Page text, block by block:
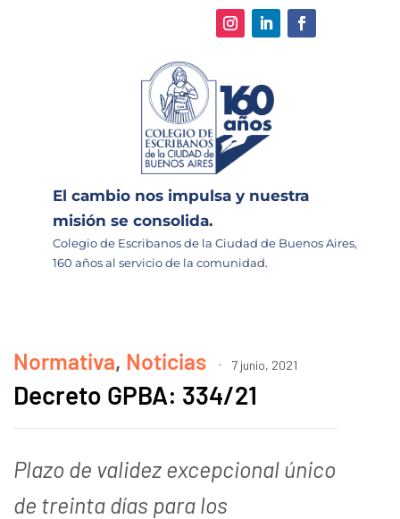
El cambio nos impulsa y nuestra
misión se consolida.
Colegio de Escribanos de la Ciudad de Buenos Aires,
160 años al servicio de la comunidad.
Normativa, Noticias 7 junio, 2021
Decreto GPBA: 334/21
Plazo de validez excepcional único
de treinta días para los